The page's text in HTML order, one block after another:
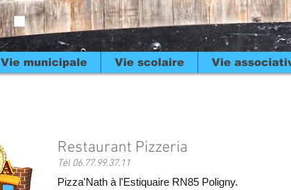
Restaurant Pizzeria
Tél 06.77.99.37.11
Pizza'Nath à l'Estiquaire RN85 Poligny.
Vie municipale Vie scolaire Vie